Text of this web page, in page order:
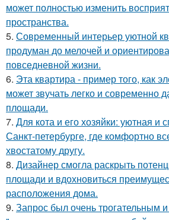
может полностью изменить
пространства.
5. Современный интерьер уютной
продуман до мелочей и
повседневной жизни.
6. Эта квартира - пример того, как
может звучать легко и современно
площади.
7. Для кота и его хозяйки: уютная и
Санкт-петербурге, где комфортно
хвостатому другу.
8. Дизайнер смогла раскрыть
площади и вдохновиться
расположения дома.
9. Запрос был очень трогательным